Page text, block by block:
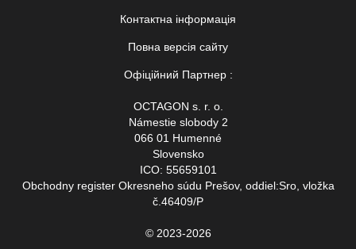
Контактна інформація
Повна версія сайту
Офіційний Партнер :
OCTAGON s. r. o.
Námestie slobody 2
066 01 Humenné
Slovensko
ICO: 55659101
Obchodny register Okresneho súdu Prešov, oddiel:Sro, vložka
č.46409/P
© 2023-2026